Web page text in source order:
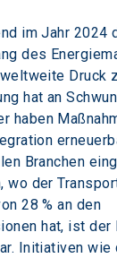
im Jahr 2024
des
Druck
hat an
haben
Branchen
wo der
28 % an den
hat, ist der
Initiativen wie